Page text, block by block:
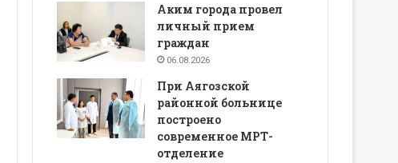
Аким города провел
личный прием
граждан
06.08.2026
При Аягозской
районной больнице
построено
современное МРТ-
отделение